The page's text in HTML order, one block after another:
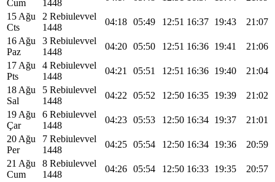
Cum 1448
15 Ağu
Cts
2 Rebiulevvel
1448
04:18 05:49 12:51 16:37 19:43
21:07
16 Ağu
Paz
3 Rebiulevvel
1448
04:20 05:50 12:51 16:36 19:41
21:06
17 Ağu
Pts
4 Rebiulevvel
1448
04:21 05:51 12:51 16:36 19:40
21:04
18 Ağu
Sal
5 Rebiulevvel
1448
04:22 05:52 12:50 16:35 19:39
21:02
19 Ağu
Çar
6 Rebiulevvel
1448
04:23 05:53 12:50 16:34 19:37
21:01
20 Ağu
Per
7 Rebiulevvel
1448
04:25 05:54 12:50 16:34 19:36
20:59
21 Ağu
Cum
8 Rebiulevvel
1448
04:26 05:54 12:50 16:33 19:35
20:57